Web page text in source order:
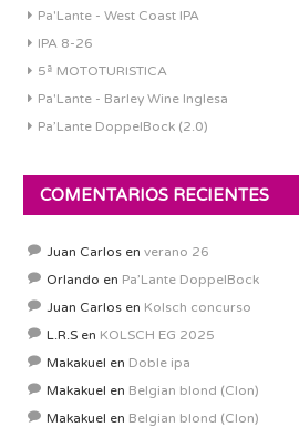
Pa'Lante - West Coast IPA
IPA 8-26
5ª MOTOTURISTICA
Pa'Lante - Barley Wine Inglesa
Pa’Lante DoppelBock (2.0)
COMENTARIOS RECIENTES
Juan Carlos en verano 26
Orlando en Pa’Lante DoppelBock
Juan Carlos en Kolsch concurso
L.R.S en KOLSCH EG 2025
Makakuel en Doble ipa
Makakuel en Belgian blond (Clon)
Makakuel en Belgian blond (Clon)